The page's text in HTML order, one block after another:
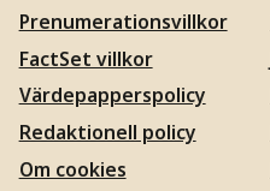
Prenumerationsvillkor
FactSet villkor
Värdepapperspolicy
Redaktionell policy
Om cookies